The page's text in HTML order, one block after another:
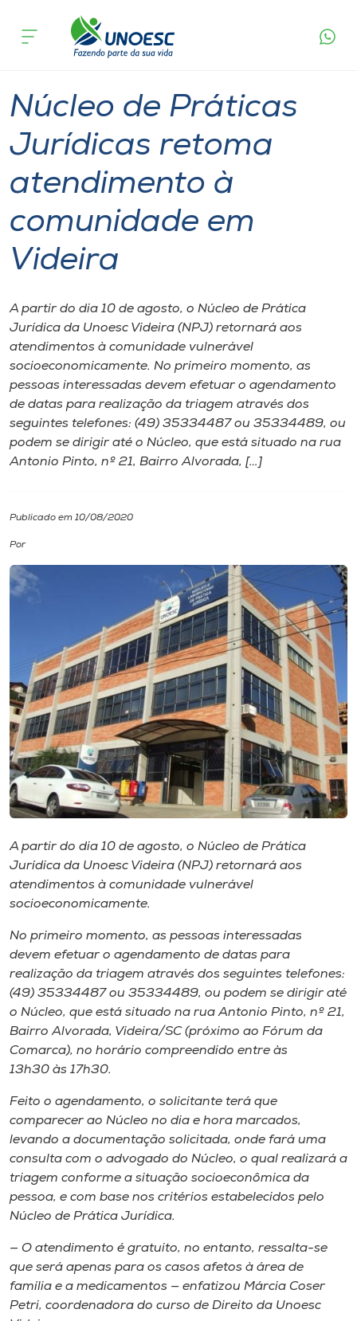
Cursos
Pesquisa
Atendimento ao Estudante
Portal de Ensino
Internacionalização
I.nova
Diplomados
Biblioteca
Rádio
Museu
Unoesc
Store
Selecione
o idioma
acontece
Núcleo de Práticas
Jurídicas retoma
atendimento à
comunidade em
Videira
A partir do dia 10 de agosto, o Núcleo de Prática
Jurídica da Unoesc Videira (NPJ) retornará aos
atendimentos à comunidade vulnerável
socioeconomicamente. No primeiro momento, as
pessoas interessadas devem efetuar o agendamento
de datas para realização da triagem através dos
seguintes telefones: (49) 35334487 ou 35334489, ou
podem se dirigir até o Núcleo, que está situado na rua
Antonio Pinto, nº 21, Bairro Alvorada, […]
Publicado em 10/08/2020
Por
A partir do dia 10 de agosto, o Núcleo de Prática
Jurídica da Unoesc Videira (NPJ) retornará aos
atendimentos à comunidade vulnerável
socioeconomicamente.
No primeiro momento, as pessoas interessadas
devem efetuar o agendamento de datas para
realização da triagem através dos seguintes telefones:
(49) 35334487 ou 35334489, ou podem se dirigir até
o Núcleo, que está situado na rua Antonio Pinto, nº 21,
Bairro Alvorada, Videira/SC (próximo ao Fórum da
Comarca), no horário compreendido entre às
13h30 às 17h30.
Feito o agendamento, o solicitante terá que
comparecer ao Núcleo no dia e hora marcados,
levando a documentação solicitada, onde fará uma
consulta com o advogado do Núcleo, o qual realizará a
triagem conforme a situação socioeconômica da
pessoa, e com base nos critérios estabelecidos pelo
Núcleo de Prática Jurídica.
— O atendimento é gratuito, no entanto, ressalta-se
que será apenas para os casos afetos à área de
família e a medicamentos — enfatizou Márcia Coser
Petri, coordenadora do curso de Direito da Unoesc